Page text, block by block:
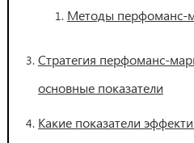
Методы перфоманс-
Стратегия перфоманс-
основные показатели
Какие показатели